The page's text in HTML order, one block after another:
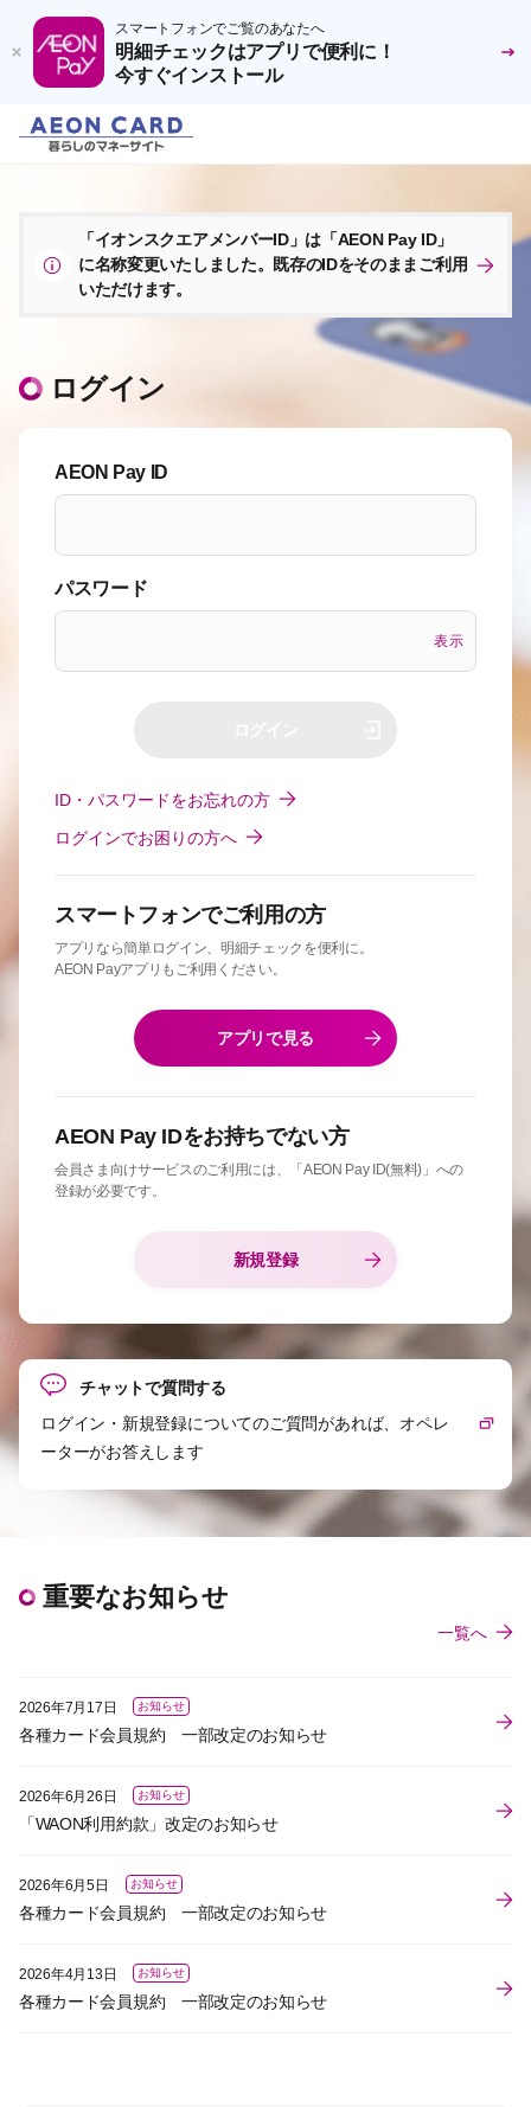
スマートフォンでご覧のあなたへ
明細チェックはアプリで便利に！
今すぐインストール
「イオンスクエアメンバーID」は「AEON Pay ID」
に名称変更いたしました。既存のIDをそのままご利用
いただけます。
ログイン
AEON Pay ID
パスワード
表示
ID・パスワードをお忘れの方
ログインでお困りの方へ
スマートフォンでご利用の方
アプリなら簡単ログイン、明細チェックを便利に。
AEON Payアプリもご利用ください。
アプリで見る
AEON Pay IDをお持ちでない方
会員さま向けサービスのご利用には、「AEON Pay ID(無料)」への
登録が必要です。
新規登録
チャットで質問する
ログイン・新規登録についてのご質問があれば、オペレ
ーターがお答えします
重要なお知らせ
一覧へ
2026年7月17日 お知らせ
各種カード会員規約 一部改定のお知らせ
2026年6月26日 お知らせ
「WAON利用約款」改定のお知らせ
2026年6月5日 お知らせ
各種カード会員規約 一部改定のお知らせ
2026年4月13日 お知らせ
各種カード会員規約 一部改定のお知らせ